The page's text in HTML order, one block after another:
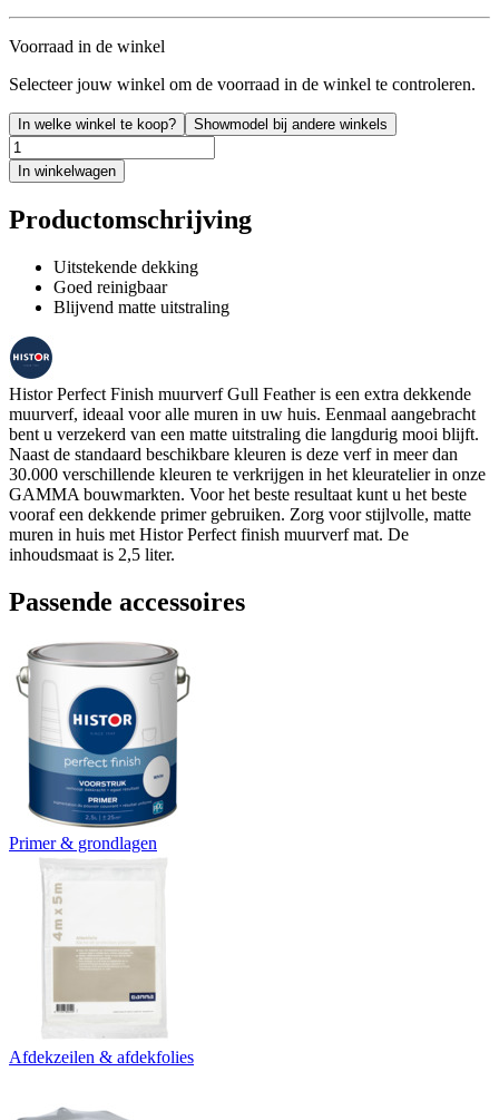
Voorraad in de winkel
Selecteer jouw winkel om de voorraad in de winkel te controleren.
In welke winkel te koop? Showmodel bij andere winkels
In winkelwagen
Productomschrijving
Uitstekende dekking
Goed reinigbaar
Blijvend matte uitstraling
Histor Perfect Finish muurverf Gull Feather is een extra dekkende
muurverf, ideaal voor alle muren in uw huis. Eenmaal aangebracht
bent u verzekerd van een matte uitstraling die langdurig mooi blijft.
Naast de standaard beschikbare kleuren is deze verf in meer dan
30.000 verschillende kleuren te verkrijgen in het kleuratelier in onze
GAMMA bouwmarkten. Voor het beste resultaat kunt u het beste
vooraf een dekkende primer gebruiken. Zorg voor stijlvolle, matte
muren in huis met Histor Perfect finish muurverf mat. De
inhoudsmaat is 2,5 liter.
Passende accessoires
Primer & grondlagen
Afdekzeilen & afdekfolies